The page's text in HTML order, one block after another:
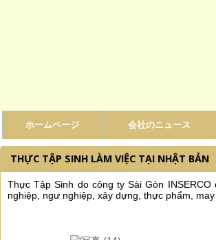
ホームページ 会社のニュース
THỰC TẬP SINH LÀM VIỆC TẠI NHẬT BẢN
Thực Tập Sinh do công ty Sài Gòn
nghiệp, ngư nghiệp, xây dựng, thực phẩm,